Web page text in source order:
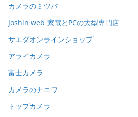
カメラのミツバ
Joshin web 家電とPCの大型専門店
サエダオンラインショップ
アライカメラ
富士カメラ
カメラのナニワ
トップカメラ